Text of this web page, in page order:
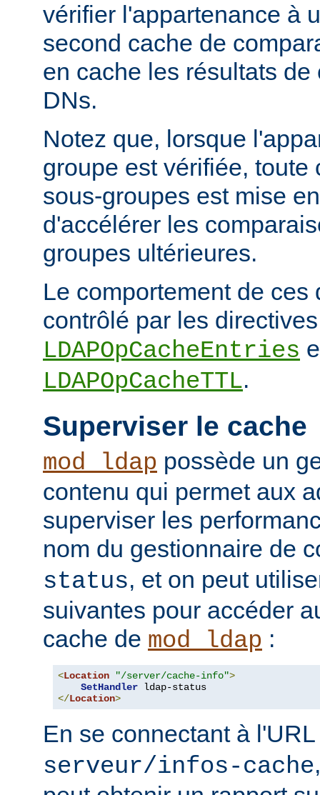
vérifier l'appartenance à
second cache de
en cache les résultats
DNs.
Notez que, lorsque
groupe est vérifiée, toute
sous-groupes est mise
d'accélérer les
groupes ultérieures.
Le comportement de ces
contrôlé par les directives
LDAPOpCacheEntries
LDAPOpCacheTTL.
Superviser le cache
mod_ldap possède un
contenu qui permet aux
superviser les
nom du gestionnaire de
status, et on peut
suivantes pour accéder
cache de mod_ldap :
<Location "/server/cache-info">
SetHandler
</Location>
En se connectant à
serveur/infos-cache